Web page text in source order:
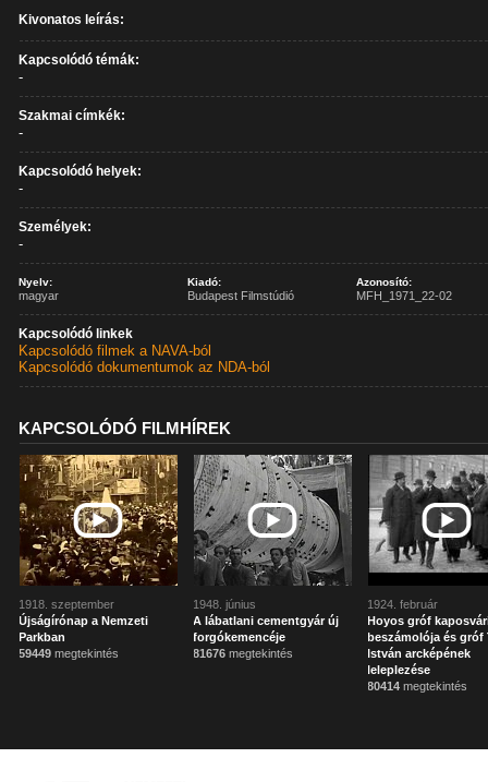
Kivonatos leírás:
Kapcsolódó témák:
-
Szakmai címkék:
-
Kapcsolódó helyek:
-
Személyek:
-
Nyelv:
magyar
Kiadó:
Budapest Filmstúdió
Azonosító:
MFH_1971_22-02
Kapcsolódó linkek
Kapcsolódó filmek a NAVA-ból
Kapcsolódó dokumentumok az NDA-ból
KAPCSOLÓDÓ FILMHÍREK
1918. szeptember
Újságírónap a Nemzeti
Parkban
59449 megtekintés
1948. június
A lábatlani cementgyár új
forgókemencéje
81676 megtekintés
1924. február
Hoyos gróf
beszámolója és gróf
István arcképének
leleplezése
80414 megtekintés